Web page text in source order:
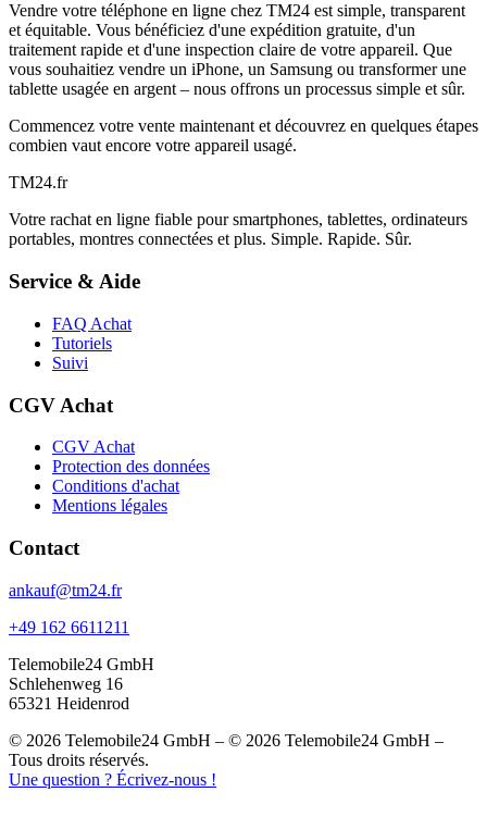
Vendre votre téléphone en ligne chez TM24 est simple, transparent
et équitable. Vous bénéficiez d'une expédition gratuite, d'un
traitement rapide et d'une inspection claire de votre appareil. Que
vous souhaitiez vendre un iPhone, un Samsung ou transformer une
tablette usagée en argent – nous offrons un processus simple et sûr.
Commencez votre vente maintenant et découvrez en quelques étapes
combien vaut encore votre appareil usagé.
TM24.fr
Votre rachat en ligne fiable pour smartphones, tablettes, ordinateurs
portables, montres connectées et plus. Simple. Rapide. Sûr.
Service & Aide
FAQ Achat
Tutoriels
Suivi
CGV Achat
CGV Achat
Protection des données
Conditions d'achat
Mentions légales
Contact
ankauf@tm24.fr
+49 162 6611211
Telemobile24 GmbH
Schlehenweg 16
65321 Heidenrod
© 2026 Telemobile24 GmbH – © 2026 Telemobile24 GmbH –
Tous droits réservés.
Une question ? Écrivez-nous !